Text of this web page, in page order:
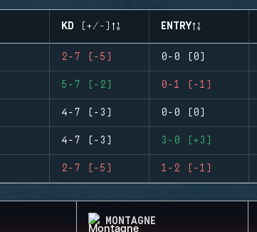
KD (+/-) ENTRY
2-7 (-5) 0-0 (0)
5-7 (-2) 0-1 (-1)
4-7 (-3) 0-0 (0)
4-7 (-3) 3-0 (+3)
2-7 (-5) 1-2 (-1)
MONTAGNE